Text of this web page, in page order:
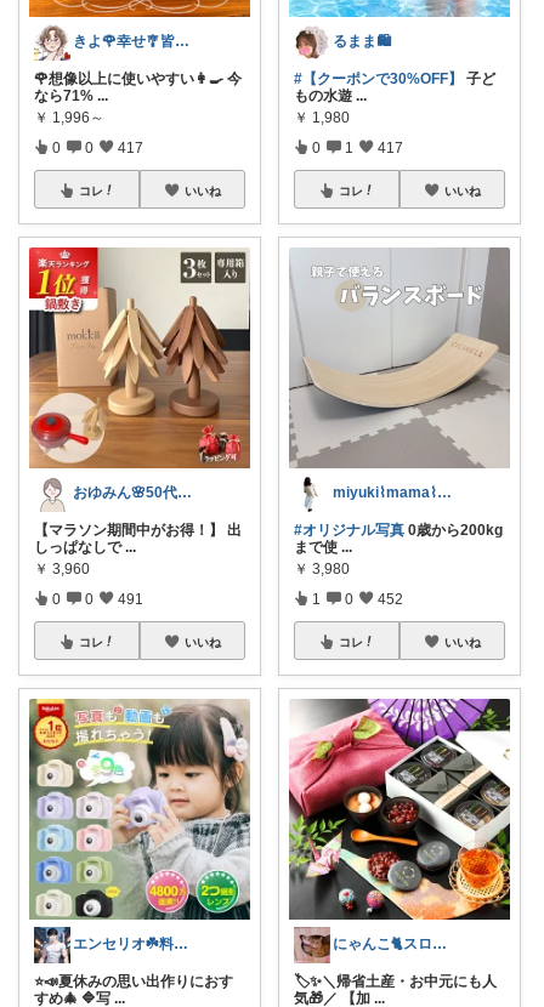
きよ🌹幸せ🎐皆様のお心遣いに感謝💖
🌹想像以上に使いやすい👩‍🍳 今
なら71% ...
￥ 1,996～
0 0 417
コレ いいね
おゆみん🌸50代からの快適暮らし
【マラソン期間中がお得！】 出
しっぱなしで ...
￥ 3,960
0 0 491
コレ いいね
エンセリオ☘️料理を楽しく🍳
⭐️📣夏休みの思い出作りにおす
すめ🎄 🔷写 ...
るまま🛍️
#【クーポンで30%OFF】
子ど
もの水遊 ...
￥ 1,980
0 1 417
コレ いいね
miyuki⌇mama⌇注文住宅計画中
#オリジナル写真 0歳から200kg
まで使 ...
￥ 3,980
1 0 452
コレ いいね
にゃんこ🐈スローです🐢💦
🏷️✨＼帰省土産・お中元にも人
気🎁／ 【加 ...